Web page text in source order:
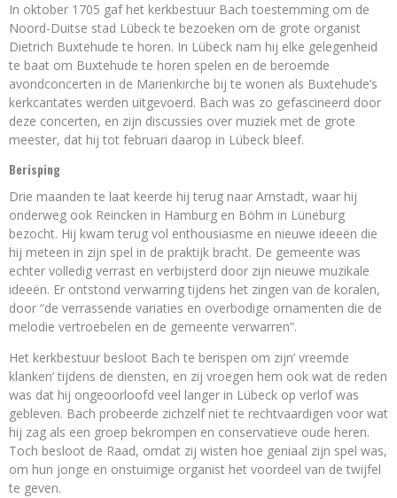
In oktober 1705 gaf het kerkbestuur Bach toestemming om de
Noord-Duitse stad Lübeck te bezoeken om de grote organist
Dietrich Buxtehude te horen. In Lübeck nam hij elke gelegenheid
te baat om Buxtehude te horen spelen en de beroemde
avondconcerten in de Marienkirche bij te wonen als Buxtehude’s
kerkcantates werden uitgevoerd. Bach was zo gefascineerd door
deze concerten, en zijn discussies over muziek met de grote
meester, dat hij tot februari daarop in Lübeck bleef.
Berisping
Drie maanden te laat keerde hij terug naar Arnstadt, waar hij
onderweg ook Reincken in Hamburg en Böhm in Lüneburg
bezocht. Hij kwam terug vol enthousiasme en nieuwe ideeën die
hij meteen in zijn spel in de praktijk bracht. De gemeente was
echter volledig verrast en verbijsterd door zijn nieuwe muzikale
ideeën. Er ontstond verwarring tijdens het zingen van de koralen,
door “de verrassende variaties en overbodige ornamenten die de
melodie vertroebelen en de gemeente verwarren”.
Het kerkbestuur besloot Bach te berispen om zijn’ vreemde
klanken’ tijdens de diensten, en zij vroegen hem ook wat de reden
was dat hij ongeoorloofd veel langer in Lübeck op verlof was
gebleven. Bach probeerde zichzelf niet te rechtvaardigen voor wat
hij zag als een groep bekrompen en conservatieve oude heren.
Toch besloot de Raad, omdat zij wisten hoe geniaal zijn spel was,
om hun jonge en onstuimige organist het voordeel van de twijfel
te geven.